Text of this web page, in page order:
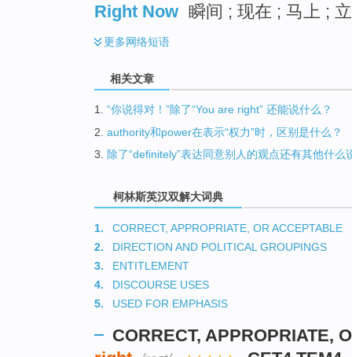
Right Now 瞬间 ; 现在 ; 马上 ;
更多网络短语
相关文章
1. “你说得对！”除了“You are right” 还能说什么？
2. authority和power在表示“权力”时，区别是什么？
3.
除了“definitely”表达同意别人的观点还有其他什么
柯林斯英汉双解大词典
1.
CORRECT, APPROPRIATE, OR ACCEPTABLE
2.
DIRECTION AND POLITICAL GROUPINGS
3.
ENTITLEMENT
4.
DISCOURSE USES
5.
USED FOR EMPHASIS
CORRECT, APPROPRIATE,